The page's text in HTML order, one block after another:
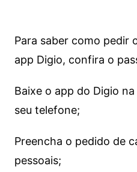
Para saber como pedir
app Digio, confira o
Baixe o app do Digio
seu telefone;
Preencha o pedido de
pessoais;